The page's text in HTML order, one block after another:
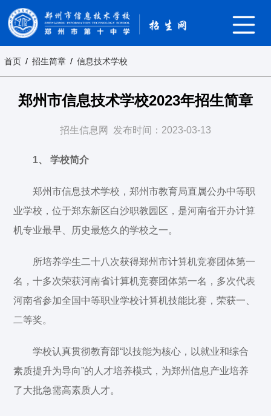
首页 / 招生简章 / 信息技术学校
郑州市信息技术学校2023年招生简章
招生信息网 发布时间：2023-03-13
1、 学校简介
郑州市信息技术学校，郑州市教育局直属公办中等职
业学校，位于郑东新区白沙职教园区，是河南省开办计算
机专业最早、历史最悠久的学校之一。
所培养学生二十八次获得郑州市计算机竞赛团体第一
名，十多次荣获河南省计算机竞赛团体第一名，多次代表
河南省参加全国中等职业学校计算机技能比赛，荣获一、
二等奖。
学校认真贯彻教育部“以技能为核心，以就业和综合
素质提升为导向”的人才培养模式，为郑州信息产业培养
了大批急需高素质人才。